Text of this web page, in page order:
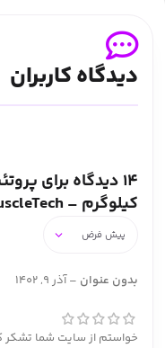
دیدگاه کاربران
14 دیدگاه برای
کیلوگرم – Nitrotech Whey Gold MuscleTech
بدون عنوان –آذر 9, 1402
خواستم از سایت شما